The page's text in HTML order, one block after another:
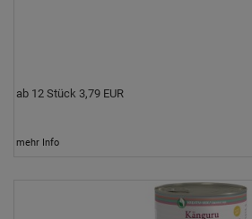
ab 12 Stück 3,79 EUR
mehr Info